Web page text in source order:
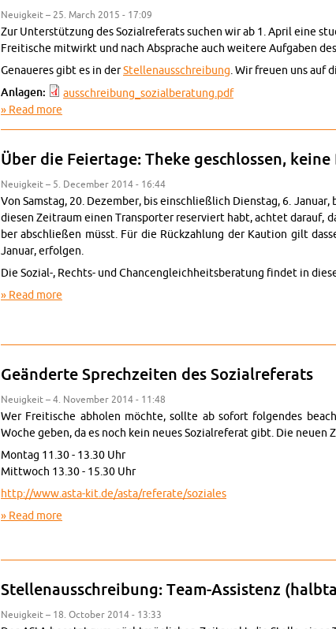
Neuigkeit – 25. March 2015 - 17:09
Zur Un­terstützung des Sozial­refer­ats suchen wir ab 1. April eine
Fre­itis­che mitwirkt und nach Ab­sprache auch weit­ere Auf­gaben
Genaueres gibt es in derStel­lenauss­chrei­bung. Wir freuen uns auf
An­la­gen:
auss­chrei­bung_­sozial­ber­atung.pdf
Read more
Über die Feiertage: Theke geschlossen,
Neuigkeit – 5. De­cem­ber 2014 - 16:44
Von Sam­stag, 20. Dezem­ber, bis ein­schließlich Di­en­stag, 6. Jan­uar,
diesen Zeitraum einen Trans­porter re­serviert habt, achtet da­rauf,
ber ab­schließen müsst. Für die Rück­zahlung der Kau­tion gilt
Jan­uar, er­fol­gen.
Die Sozial-, Rechts- und Chan­cen­gle­ich­heits­ber­atung findet in
Read more
Geänderte Sprechzeiten des Sozial­refer­ats
Neuigkeit – 4. No­vem­ber 2014 - 11:48
Wer Fre­itis­che ab­holen möchte, sollte ab so­fort fol­gen­des
Woche geben, da es noch kein neues Sozial­referat gibt. Die neuen
Mon­tag 11.30 - 13.30 Uhr
Mittwoch 13.30 - 15.30 Uhr
http://​www.​asta-​kit.​de/​asta/​referate/​soziales
Read more
Stel­lenauss­chrei­bung: Team-As­sis­tenz
Neuigkeit – 18. Oc­to­ber 2014 - 13:33